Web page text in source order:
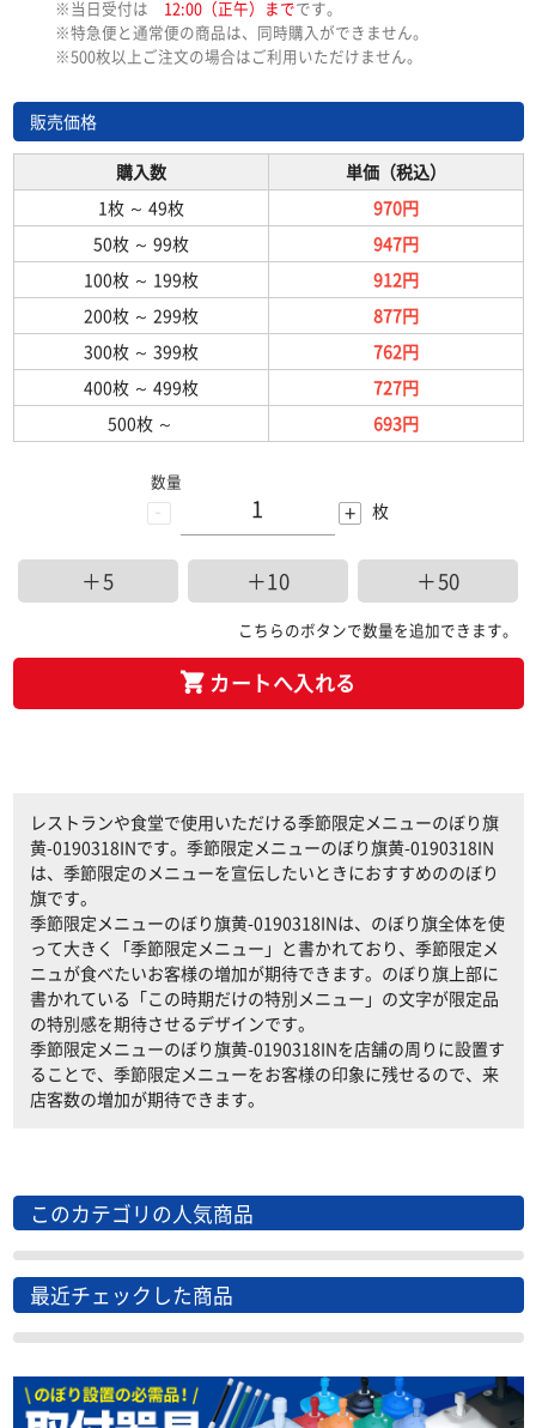
※当日受付は 12:00（正午）までです。
※特急便と通常便の商品は、同時購入ができません。
※500枚以上ご注文の場合はご利用いただけません。
販売価格
購入数
単価（税込）
1枚 ～ 49枚
970円
50枚 ～ 99枚
947円
100枚 ～ 199枚
912円
200枚 ～ 299枚
877円
300枚 ～ 399枚
762円
400枚 ～ 499枚
727円
500枚 ～ 693円
-
数量
+ 枚
＋5 ＋10 ＋50
こちらのボタンで数量を追加できます。
カートへ入れる
レストランや食堂で使用いただける季節限定メニューのぼり旗
黄-0190318INです。季節限定メニューのぼり旗黄-0190318IN
は、季節限定のメニューを宣伝したいときにおすすめののぼり
旗です。
季節限定メニューのぼり旗黄-0190318INは、のぼり旗全体を使
って大きく「季節限定メニュー」と書かれており、季節限定メ
ニュが食べたいお客様の増加が期待できます。のぼり旗上部に
書かれている「この時期だけの特別メニュー」の文字が限定品
の特別感を期待させるデザインです。
季節限定メニューのぼり旗黄-0190318INを店舗の周りに設置す
ることで、季節限定メニューをお客様の印象に残せるので、来
店客数の増加が期待できます。
このカテゴリの人気商品
最近チェックした商品